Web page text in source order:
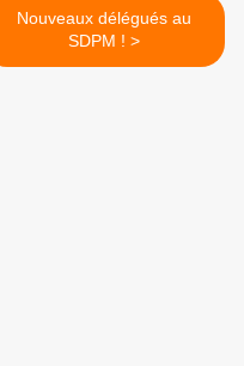
Nouveaux délégués au
SDPM ! >